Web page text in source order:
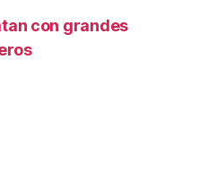
con grandes